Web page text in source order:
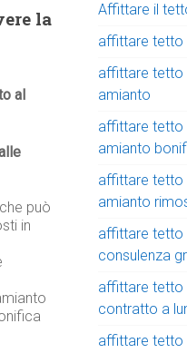
la
al
può
in
Affittare il
affittare tetto
affittare tetto
amianto
affittare tetto
amianto
affittare tetto
amianto
affittare tetto
consulenza
affittare tetto
contratto a
affittare tetto